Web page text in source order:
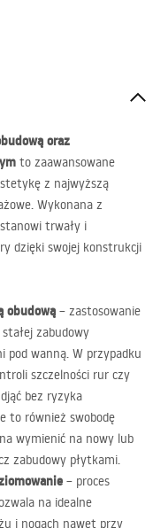
oraz
to zaawansowane
z najwyższą
Wykonana z
trwały i
dzięki swojej konstrukcji
obudową – zastosowanie
zabudowy
pod wanną. W przypadku
szczelności rur czy
bez ryzyka
to również swobodę
wymienić na nowy lub
zabudowy płytkami.
– proces
na idealne
i nogach nawet przy